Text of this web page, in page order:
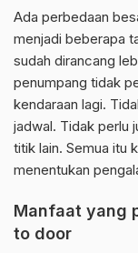
Ada perbedaan
menjadi beberapa
sudah dirancang
penumpang tidak
kendaraan lagi.
jadwal. Tidak perlu
titik lain. Semua itu
menentukan
Manfaat yang
to door